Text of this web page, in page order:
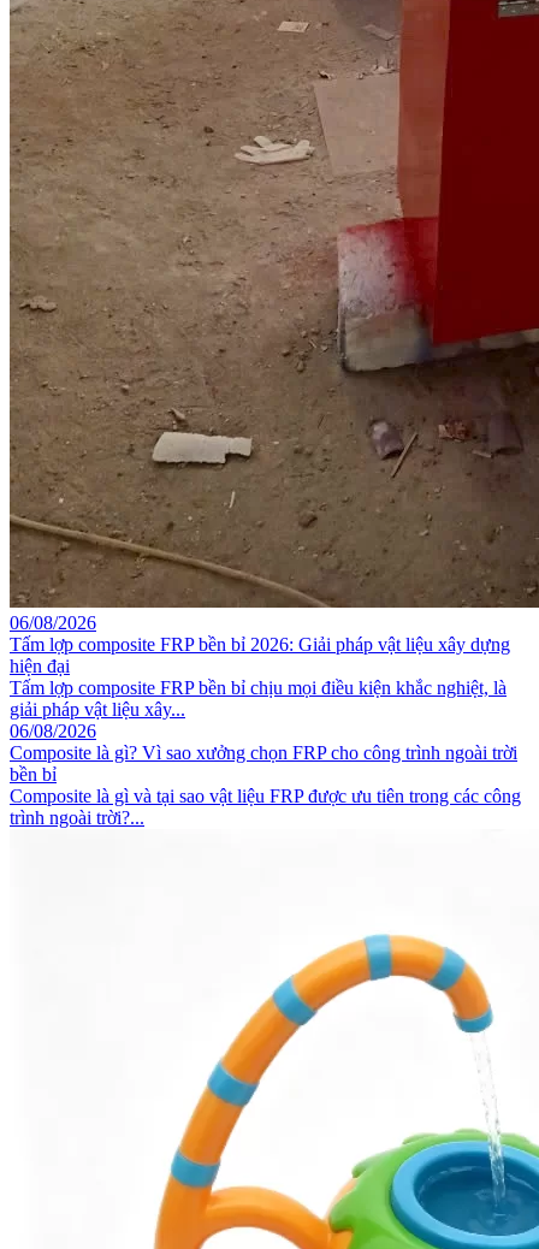
06/08/2026
Tấm lợp composite FRP bền bỉ 2026: Giải pháp vật liệu xây dựng
hiện đại
Tấm lợp composite FRP bền bỉ chịu mọi điều kiện khắc nghiệt, là
giải pháp vật liệu xây...
06/08/2026
Composite là gì? Vì sao xưởng chọn FRP cho công trình ngoài trời
bền bỉ
Composite là gì và tại sao vật liệu FRP được ưu tiên trong các công
trình ngoài trời?...